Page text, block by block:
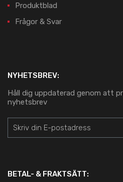
Produktblad
Frågor & Svar
NYHETSBREV:
Håll dig uppdaterad genom att
nyhetsbrev
BETAL- & FRAKTSÄTT: